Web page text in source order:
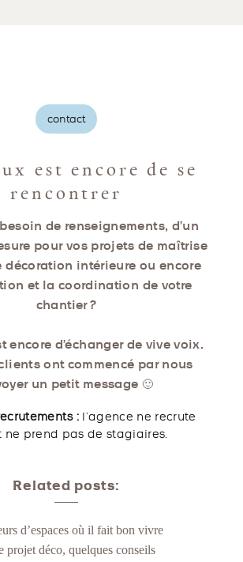
contact
est encore de se
rencontrer
de renseignements, d’un
pour vos projets de maîtrise
décoration intérieure ou encore
et la coordination de votre
chantier ?
encore d’échanger de vive voix.
ont commencé par nous
un petit message 🙂
: l’agence ne recrute
ne prend pas de stagiaires.
Related posts:
d’espaces où il fait bon vivre
projet déco, quelques conseils